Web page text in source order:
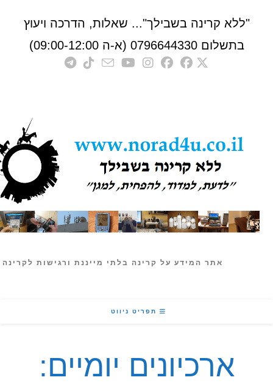
קרינה בשבילך"... שאלות, הדרכה ויעוץ
0796644330 (א-ה 09:00-12:00)
אתר המידע על קרינה בלתי מייננת ורגישות לקרינה
תפריט ניווט
ארכיונים יומיים: